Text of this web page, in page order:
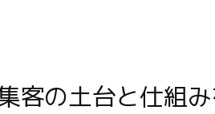
客の土台と仕組